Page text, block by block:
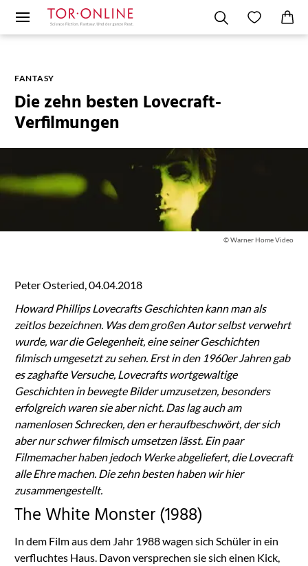
FANTASY
Die zehn besten Lovecraft-
Verfilmungen
© Warner Home Video
Peter Osteried, 04.04.2018
Howard Phillips Lovecrafts Geschichten kann man als
zeitlos bezeichnen. Was dem großen Autor selbst verwehrt
wurde, war die Gelegenheit, eine seiner Geschichten
filmisch umgesetzt zu sehen. Erst in den 1960er Jahren gab
es zaghafte Versuche, Lovecrafts wortgewaltige
Geschichten in bewegte Bilder umzusetzen, besonders
erfolgreich waren sie aber nicht. Das lag auch am
namenlosen Schrecken, den er heraufbeschwört, der sich
aber nur schwer filmisch umsetzen lässt. Ein paar
Filmemacher haben jedoch Werke abgeliefert, die Lovecraft
alle Ehre machen. Die zehn besten haben wir hier
zusammengestellt.
The White Monster (1988)
In dem Film aus dem Jahr 1988 wagen sich Schüler in ein
verfluchtes Haus. Davon versprechen sie sich einen Kick,